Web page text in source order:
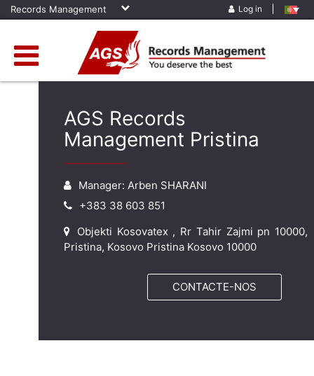
Records Management Log in
AGS Records
Management Pristina
Manager: Arben SHARANI
+383 38 603 851
Objekti Kosovatex , Rr Tahir Zajmi pn 10000,
Pristina, Kosovo Pristina Kosovo 10000
CONTACTE-NOS